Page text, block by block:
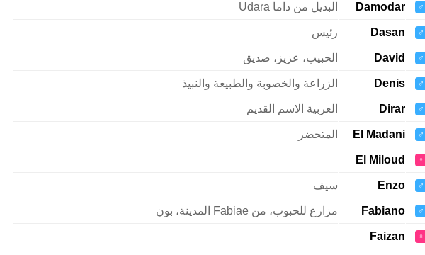
♂
Damodar البديل من داما Udara
♂
Dasan رئيس
♂
David الحبيب، عزيز، صديق
♂
Denis الزراعة والخصوبة والطبيعة والنبيذ
♂
Dirar العربية الاسم القديم
♂
El Madani المتحضر
♀
El Miloud
♂
Enzo سيف
♂
Fabiano مزارع للحبوب، من Fabiae المدينة، بون
♀
Faizan